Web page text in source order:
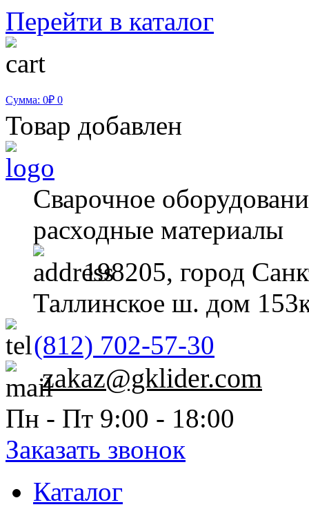
Перейти в каталог
Сумма: 0₽ 0
Товар добавлен
Сварочное
расходные материалы
198205, город
Таллинское ш. дом
(812) 702-57-30
zakaz@gklider.com
Пн - Пт 9:00 - 18:00
Заказать звонок
Каталог